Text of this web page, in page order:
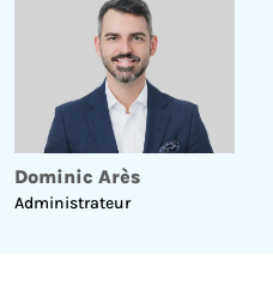
Dominic Arès
Administrateur